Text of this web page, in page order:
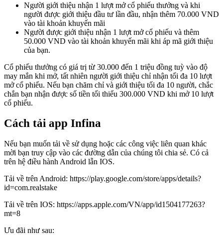
Người giới thiệu nhận 1 lượt mở cổ phiếu thưởng và khi
người được giới thiệu đầu tư lần đầu, nhận thêm 70.000 VND
vào tài khoản khuyến mãi
Người được giới thiệu nhận 1 lượt mở cổ phiếu và thêm
50.000 VND vào tài khoản khuyến mãi khi áp mã giới thiệu
của bạn.
Cổ phiếu thưởng có giá trị từ 30.000 đến 1 triệu đồng tuỳ vào độ
may mắn khi mở, tất nhiên người giới thiệu chỉ nhận tối đa 10 lượt
mở cổ phiếu. Nếu bạn chăm chỉ và giới thiệu tối đa 10 người, chắc
chắn bạn nhận được số tiền tối thiểu 300.000 VND khi mở 10 lượt
cổ phiếu.
Cách tải app Infina
Nếu bạn muốn tải về sử dụng hoặc các công việc liên quan khác
mời bạn truy cập vào các đường dẫn của chúng tôi chia sẻ. Có cả
trên hệ điều hành Android lẫn IOS.
Tải về trên Android: https://play.google.com/store/apps/details?
id=com.realstake
Tải về trên IOS: https://apps.apple.com/VN/app/id1504177263?
mt=8
Ưu đãi như sau: